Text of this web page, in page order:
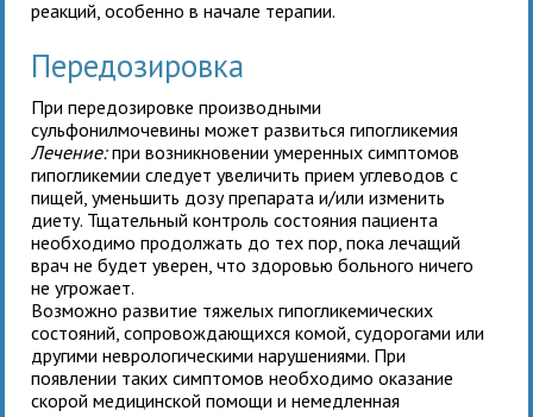
реакций, особенно в начале терапии.
Передозировка
При передозировке производными
сульфонилмочевины может развиться гипогликемия
Лечение:при возникновении умеренных симптомов
гипогликемии следует увеличить прием углеводов с
пищей, уменьшить дозу препарата и/или изменить
диету. Тщательный контроль состояния пациента
необходимо продолжать до тех пор, пока лечащий
врач не будет уверен, что здоровью больного ничего
не угрожает.
Возможно развитие тяжелых гипогликемических
состояний, сопровождающихся комой, судорогами или
другими неврологическими нарушениями. При
появлении таких симптомов необходимо оказание
скорой медицинской помощи и немедленная